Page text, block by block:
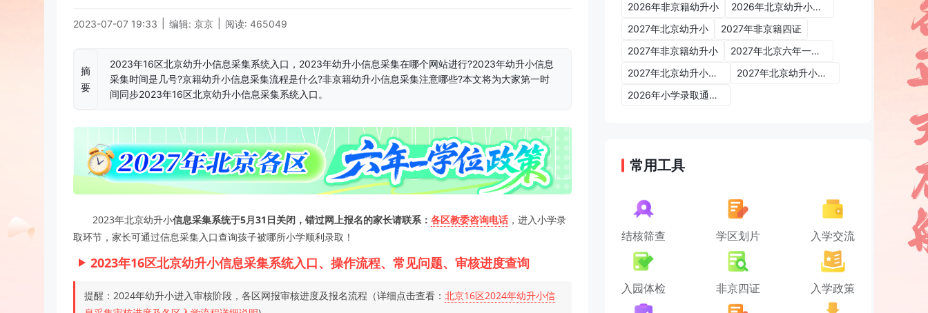
2023-07-07 19:33 编辑: 京京 阅读: 465049
摘
要
2023年16区北京幼升小信息采集系统入口，2023年幼升小信息采集在哪个网站进行?2023年幼升小信息
采集时间是几号?京籍幼升小信息采集流程是什么?非京籍幼升小信息采集注意哪些?本文将为大家第一时
间同步2023年16区北京幼升小信息采集系统入口。
2023年北京幼升小信息采集系统于5月31日关闭，错过网上报名的家长请联系： 各区教委咨询电话 ，进入小学录
取环节，家长可通过信息采集入口查询孩子被哪所小学顺利录取！
2023年16区北京幼升小信息采集系统入口、操作流程、常见问题、审核进度查询
提醒：2024年幼升小进入审核阶段，各区网报审核进度及报名流程（详细点击查看： 北京16区2024年幼升小信
2026年非京籍幼升小
2026年北京幼升小入学政策
2027年北京幼升小
2027年非京籍四证
2027年非京籍幼升小
2027年北京六年一学位政策
2027年北京幼升小六年一学位政策
2027年北京幼升小入学政策
2026年小学录取通知书
常用工具
结核筛查 学区划片 入学交流
入园体检 非京四证 入学政策